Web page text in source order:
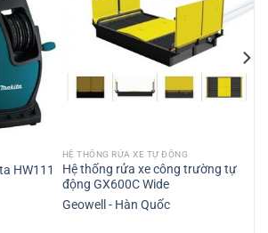
HW111
HỆ THỐNG RỬA XE TỰ ĐỘNG
Hệ thống rửa xe công trường tự
động GX600C Wide
Geowell - Hàn Quốc